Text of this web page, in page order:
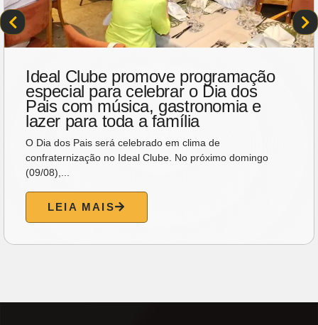
Ideal Clube promove programação
especial para celebrar o Dia dos
Pais com música, gastronomia e
lazer para toda a família
O Dia dos Pais será celebrado em clima de
confraternização no Ideal Clube. No próximo domingo
(09/08),...
LEIA MAIS